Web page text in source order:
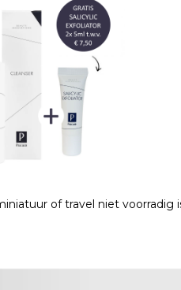
of travel niet